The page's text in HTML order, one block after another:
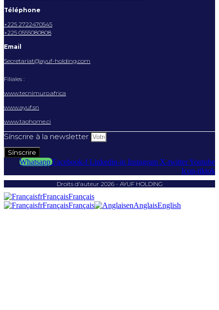
Téléphone
+225 2722470545
+225 0555080808
Email
Secretariat@ayuf-holding.com
Filiales :
www.tecnimuro.africa
www.ayuf.sn
www.taohome.ci
Sínscrire à la newsletter
Sínscrire
Whatsapp Facebook-f Linkedin-in Instagram X-twitterYoutube
Icon-tiktok
Droits d'auteur 2026 - AYUF HOLDING
frFrançaisFrançais
frFrançaisFrançais enAnglaisEnglish